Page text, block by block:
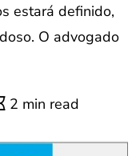
estará definido,
O advogado
2 min read